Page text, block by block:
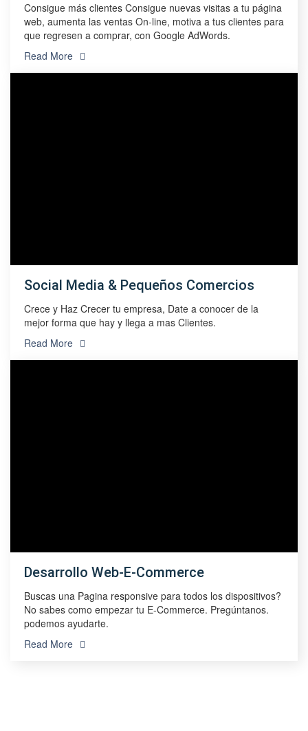
Consigue más clientes Consigue nuevas visitas a tu página
web, aumenta las ventas On-line, motiva a tus clientes para
que regresen a comprar, con Google AdWords.
Read More
Social Media & Pequeños Comercios
Crece y Haz Crecer tu empresa, Date a conocer de la
mejor forma que hay y llega a mas Clientes.
Read More
Desarrollo Web-E-Commerce
Buscas una Pagina responsive para todos los dispositivos?
No sabes como empezar tu E-Commerce. Pregúntanos.
podemos ayudarte.
Read More